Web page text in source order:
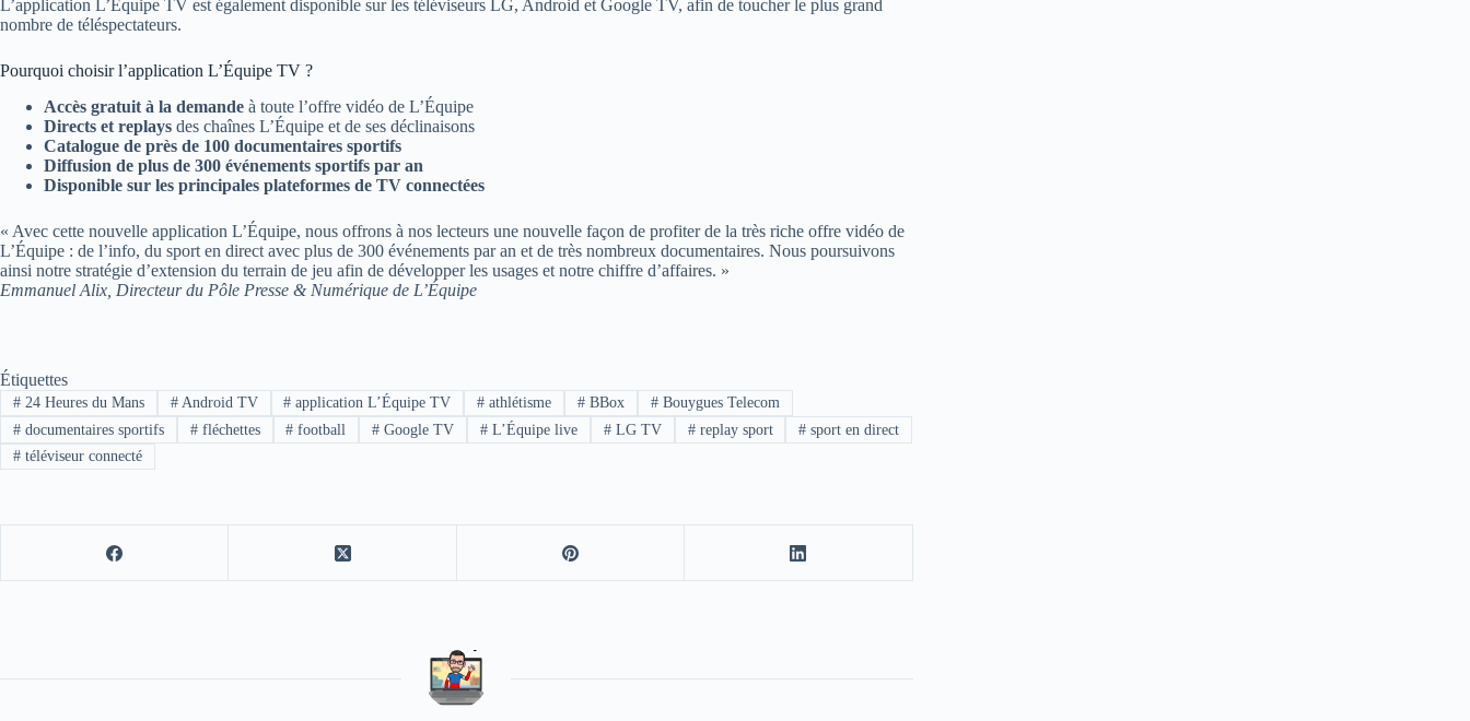
L’application L’Équipe TV est également disponible sur les téléviseurs LG, Android et Google TV, afin de toucher le plus grand
nombre de téléspectateurs.
Pourquoi choisir l’application L’Équipe TV ?
Accès gratuit à la demande à toute l’offre vidéo de L’Équipe
Directs et replays des chaînes L’Équipe et de ses déclinaisons
Catalogue de près de 100 documentaires sportifs
Diffusion de plus de 300 événements sportifs par an
Disponible sur les principales plateformes de TV connectées
« Avec cette nouvelle application L’Équipe, nous offrons à nos lecteurs une nouvelle façon de profiter de la très riche offre vidéo de
L’Équipe : de l’info, du sport en direct avec plus de 300 événements par an et de très nombreux documentaires. Nous poursuivons
ainsi notre stratégie d’extension du terrain de jeu afin de développer les usages et notre chiffre d’affaires. »
Emmanuel Alix, Directeur du Pôle Presse & Numérique de L’Équipe
Étiquettes
#24 Heures du Mans #Android TV # application L’Équipe TV # athlétisme # BBox #Bouygues Telecom
#documentaires sportifs #fléchettes # football # Google TV # L’Équipe live #LG TV #replay sport # sport en direct
#téléviseur connecté